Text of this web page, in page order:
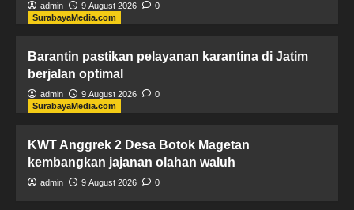
admin 9 August 2026
0
SurabayaMedia.com
Barantin pastikan pelayanan karantina di Jatim
berjalan optimal
admin 9 August 2026
0
SurabayaMedia.com
KWT Anggrek 2 Desa Botok Magetan
kembangkan jajanan olahan waluh
admin 9 August 2026 0